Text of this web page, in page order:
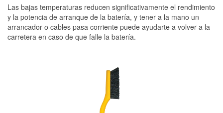
Las bajas temperaturas reducen significativamente el rendimiento
y la potencia de arranque de la batería, y tener a la mano un
arrancador o cables pasa corriente puede ayudarte a volver a la
carretera en caso de que falle la batería.